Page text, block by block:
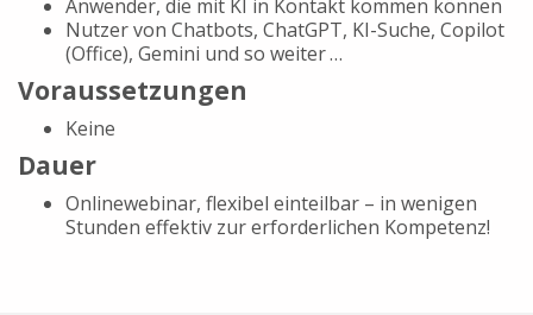
Anwender, die mit KI in Kontakt kommen können
Nutzer von Chatbots, ChatGPT, KI-Suche, Copilot
(Office), Gemini und so weiter …
Voraussetzungen
Keine
Dauer
Onlinewebinar, flexibel einteilbar – in wenigen
Stunden effektiv zur erforderlichen Kompetenz!